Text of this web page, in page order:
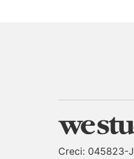
Creci: 045823-J